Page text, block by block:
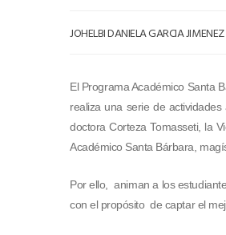
JOHELBI DANIELA GARCIA JIMENEZ
El Programa Académico Santa
realiza una serie de
doctora Corteza Tomasseti, la
Académico Santa Bárbara,
Por ello, animan a los
con el propósito de captar el